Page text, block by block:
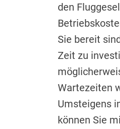
den
Sie bereit
Zeit zu
Wartezeiten
Umsteigens
können Sie